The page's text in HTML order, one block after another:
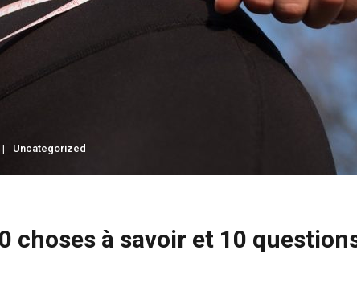
Uncategorized
choses à savoir et 10